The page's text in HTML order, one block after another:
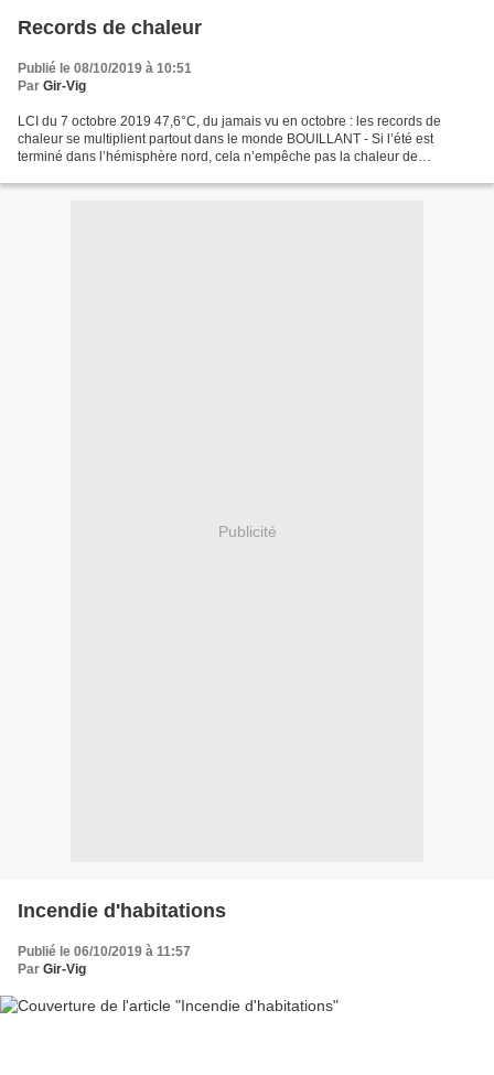
Records de chaleur
Publié le 08/10/2019 à 10:51
Par Gir-Vig
LCI du 7 octobre 2019 47,6°C, du jamais vu en octobre : les records de
chaleur se multiplient partout dans le monde BOUILLANT - Si l’été est
terminé dans l’hémisphère nord, cela n’empêche pas la chaleur de
Publicité
Incendie d'habitations
Publié le 06/10/2019 à 11:57
Par Gir-Vig